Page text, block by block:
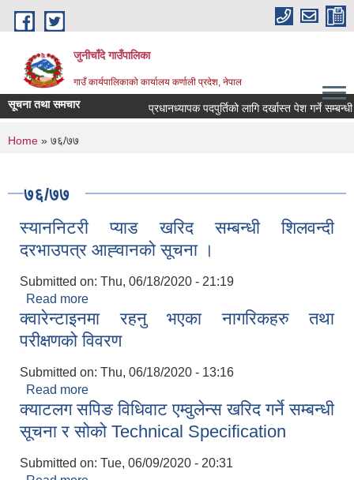
Skip to main content
जुनीचाँदे गाउँपालिका
गाउँ कार्यपालिकाको कार्यालय कर्णाली प्रदेश, नेपाल
सूचना तथा समचार प्रधानध्यापक पदपुर्तिको लागि दर्खास्त पेश गर्ने सम्बन्धी
You are here
Home » ७६/७७
७६/७७
स्याननिटरी प्याड खरिद सम्बन्धी शिलवन्दी
दरभाउपत्र आह्‍वानको सूचना ।
Submitted on: Thu, 06/18/2020 - 21:19
Read more
दरभाउपत्र आह्‍वानको सूचना ।
क्‍वारेन्टाइनमा रहनु भएका नागरिकहरु तथा
परीक्षणको विवरण
Submitted on: Thu, 06/18/2020 - 13:16
Read more
विवरण
क्याटलग सपिङ विधिवाट एम्वुलेन्स खरिद गर्ने सम्बन्धी
सूचना र सोको Technical Specification
Submitted on: Tue, 06/09/2020 - 20:31